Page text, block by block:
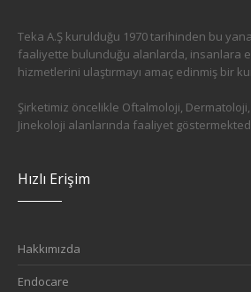
Teka A.Ş kurulduğu 1970 tarihinden bu
faaliyette bulunduğu alanlarda, insanlara
hizmetlerini ulaştırmayı amaç edinmiş bir
Şirketimiz öncelikle Oftalmoloji,
Jinekoloji alanlarında faaliyet
Hızlı Erişim
Hakkımızda
Endocare